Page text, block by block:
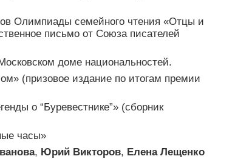
Олимпиады семейного чтения «Отцы и
письмо от Союза писателей
доме национальностей.
(призовое издание по итогам премии
о “Буревестнике”» (сборник
часы»
, Юрий Викторов, Елена Лещенко